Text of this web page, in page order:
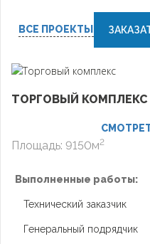
ВСЕ ПРОЕКТЫ
ТОРГОВЫЙ КОМПЛЕКС
Площадь: 9150м2
Выполненные работы:
Технический заказчик
Генеральный подрядчик